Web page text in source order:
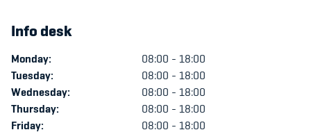
Diversität & Inklusion
Infomails
Kinderbetreuung
Krankenversicherung
Info desk
Monday:
08:00 - 18:00
Tuesday:
08:00 - 18:00
Wednesday:
08:00 - 18:00
Thursday:
08:00 - 18:00
Friday:
08:00 - 18:00